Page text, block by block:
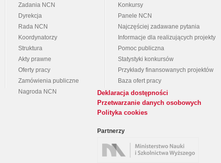
Zadania NCN
Dyrekcja
Rada NCN
Koordynatorzy
Struktura
Akty prawne
Oferty pracy
Zamówienia publiczne
Nagroda NCN
Konkursy
Panele NCN
Najczęściej zadawane pytania
Informacje dla realizujących projekty
Pomoc publiczna
Statystyki konkursów
Przykłady finansowanych projektów
Baza ofert pracy
Deklaracja dostępności
Przetwarzanie danych osobowych
Polityka cookies
Partnerzy